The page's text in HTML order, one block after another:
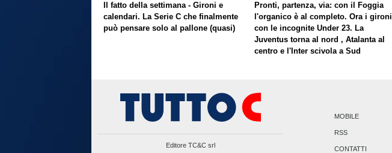
Il fatto della settimana - Gironi e
calendari. La Serie C che finalmente
può pensare solo al pallone (quasi)
Pronti, partenza, via: con il Foggia
l'organico è al completo. Ora i gironi
con le incognite Under 23. La
Juventus torna al nord , Atalanta al
centro e l'Inter scivola a Sud
Editore TC&C srl
MOBILE
RSS
CONTATTI